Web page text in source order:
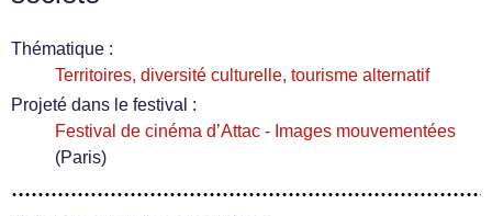
Thématique :
Territoires, diversité culturelle, tourisme alternatif
Projeté dans le festival :
Festival de cinéma d’Attac - Images mouvementées
(Paris)